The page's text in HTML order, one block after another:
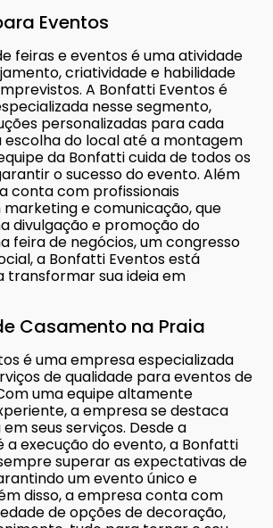
Eventos
feiras e eventos é uma atividade
criatividade e habilidade
A Bonfatti Eventos é
nesse segmento,
personalizadas para cada
escolha do local até a montagem
da Bonfatti cuida de todos os
o sucesso do evento. Além
conta com profissionais
e comunicação, que
divulgação e promoção do
feira de negócios, um congresso
a Bonfatti Eventos está
transformar sua ideia em
Casamento na Praia
é uma empresa especializada
de qualidade para eventos de
uma equipe altamente
a empresa se destaca
seus serviços. Desde a
a execução do evento, a Bonfatti
superar as expectativas de
um evento único e
disso, a empresa conta com
de opções de decoração,